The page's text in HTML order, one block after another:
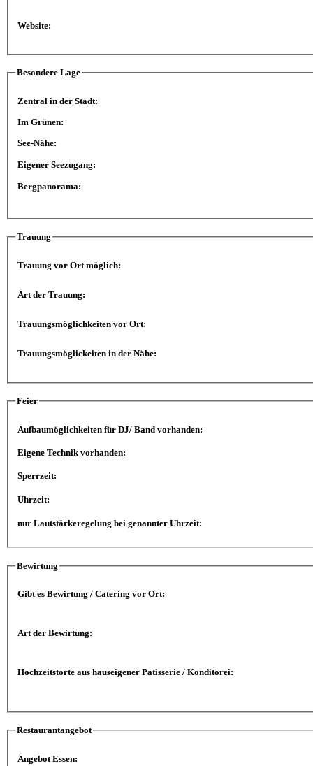
Website:
Besondere Lage
Zentral in der Stadt:
Im Grünen:
See-Nähe:
Eigener Seezugang:
Bergpanorama:
Trauung
Trauung vor Ort möglich:
Art der Trauung:
Trauungsmöglichkeiten vor Ort:
Trauungsmöglickeiten in der Nähe:
Feier
Aufbaumöglichkeiten für DJ/ Band vorhanden:
Eigene Technik vorhanden:
Sperrzeit:
Uhrzeit:
nur Lautstärkeregelung bei genannter Uhrzeit:
Bewirtung
Gibt es Bewirtung / Catering vor Ort:
Art der Bewirtung:
Hochzeitstorte aus hauseigener Patisserie / Konditorei:
Restaurantangebot
Angebot Essen: